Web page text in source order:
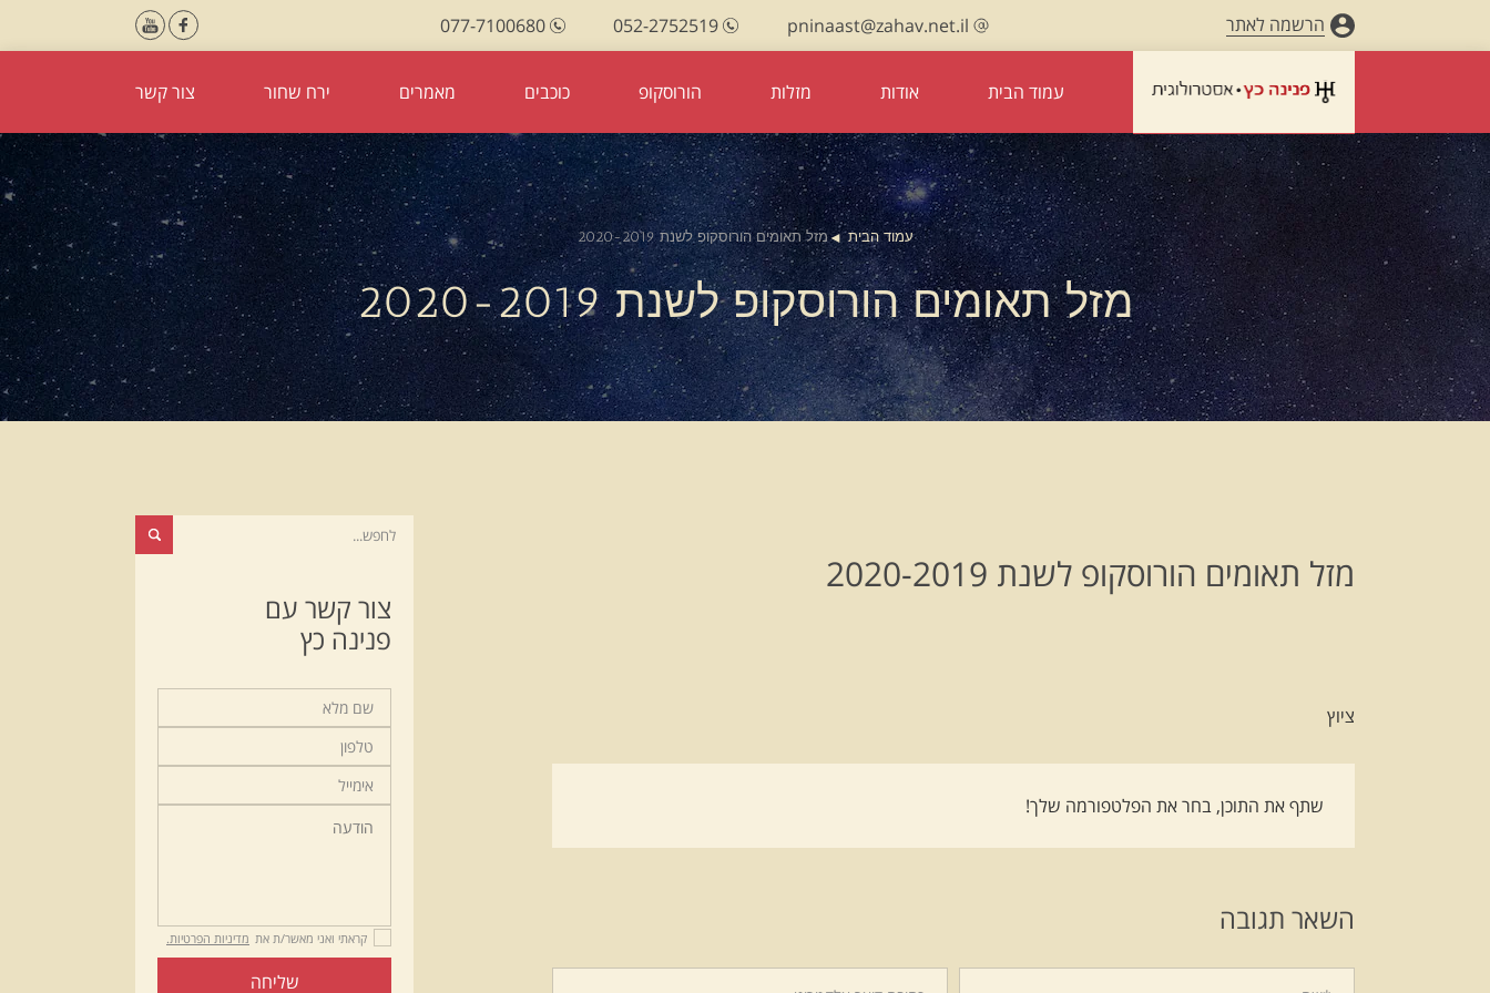
הרשמה לאתר pninaast@zahav.net.il
052-2752519
077-7100680
עמוד הבית אודות מזלות הורוסקופ כוכבים מאמרים ירח שחור צור קשר
עמוד הבית מזל תאומים הורוסקופ לשנת 2020-2019
מזל תאומים הורוסקופ לשנת 2020-2019
מזל תאומים הורוסקופ לשנת 2020-2019
ציוץ
שתף את התוכן, בחר את הפלטפורמה שלך!
השאר תגובה
צור קשר עם
פנינה כץ
קראתי ואני מאשר/ת את מדיניות הפרטיות.
שליחה